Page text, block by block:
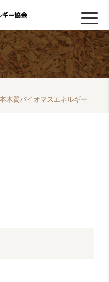
木質バイオマスエネルギー